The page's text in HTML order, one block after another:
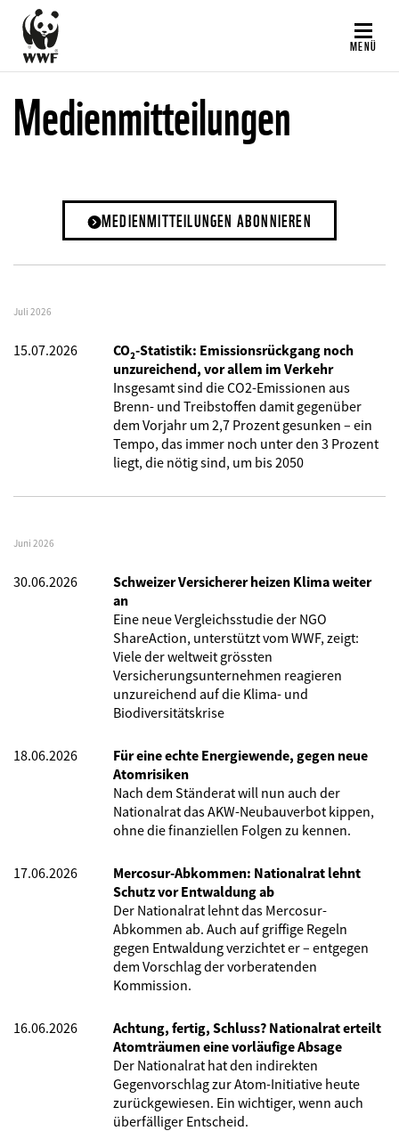
Direkt
zum
Inhalt
MENÜ
Medienmitteilungen
MEDIENMITTEILUNGEN ABONNIEREN
Juli 2026
15.07.2026
CO₂-Statistik: Emissionsrückgang noch
unzureichend, vor allem im Verkehr
Insgesamt sind die CO2-Emissionen aus
Brenn- und Treibstoffen damit gegenüber
dem Vorjahr um 2,7 Prozent gesunken – ein
Tempo, das immer noch unter den 3 Prozent
liegt, die nötig sind, um bis 2050
Juni 2026
30.06.2026
Schweizer Versicherer heizen Klima weiter
an
Eine neue Vergleichsstudie der NGO
ShareAction, unterstützt vom WWF, zeigt:
Viele der weltweit grössten
Versicherungsunternehmen reagieren
unzureichend auf die Klima- und
Biodiversitätskrise
18.06.2026
Für eine echte Energiewende, gegen neue
Atomrisiken
Nach dem Ständerat will nun auch der
Nationalrat das AKW-Neubauverbot kippen,
ohne die finanziellen Folgen zu kennen.
17.06.2026
Mercosur-Abkommen: Nationalrat lehnt
Schutz vor Entwaldung ab
Der Nationalrat lehnt das Mercosur-
Abkommen ab. Auch auf griffige Regeln
gegen Entwaldung verzichtet er – entgegen
dem Vorschlag der vorberatenden
Kommission.
16.06.2026
Achtung, fertig, Schluss? Nationalrat erteilt
Atomträumen eine vorläufige Absage
Der Nationalrat hat den indirekten
Gegenvorschlag zur Atom-Initiative heute
zurückgewiesen. Ein wichtiger, wenn auch
überfälliger Entscheid.